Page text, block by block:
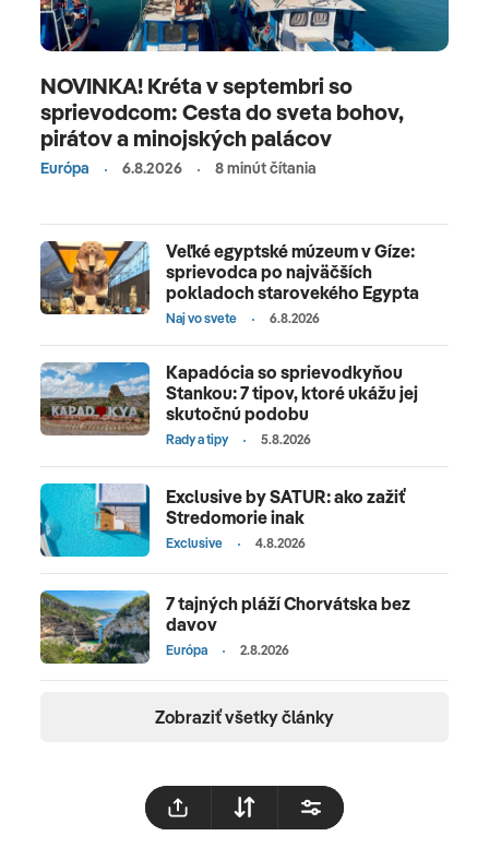
NOVINKA! Kréta v septembri so
sprievodcom: Cesta do sveta bohov,
pirátov a minojských palácov
Európa 6.8.2026 8 minút čítania
Veľké egyptské múzeum v Gíze:
sprievodca po najväčších
pokladoch starovekého Egypta
Naj vo svete 6.8.2026
Kapadócia so sprievodkyňou
Stankou: 7 tipov, ktoré ukážu jej
skutočnú podobu
Rady a tipy 5.8.2026
Exclusive by SATUR: ako zažiť
Stredomorie inak
Exclusive 4.8.2026
7 tajných pláží Chorvátska bez
davov
Európa 2.8.2026
Zobraziť všetky články